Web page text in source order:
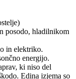
posodo, hladilnikom
in elektriko.
energijo.
ki niso del
Edina izjema so